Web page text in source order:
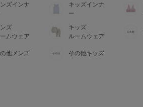
ズインナ
ズ
ムウェア
他メンズ
キッズインナ
ー
キッズ
ルームウェア
その他キッズ